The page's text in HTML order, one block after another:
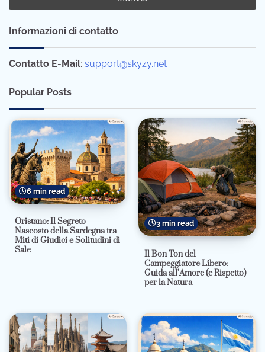
Informazioni di contatto
Contatto E-Mail: support@skyzy.net
Popular Posts
6 min read
Oristano: Il Segreto
Nascosto della Sardegna tra
Miti di Giudici e Solitudini di
Sale
3 min read
Il Bon Ton del
Campeggiatore Libero:
Guida all’Amore (e Rispetto)
per la Natura